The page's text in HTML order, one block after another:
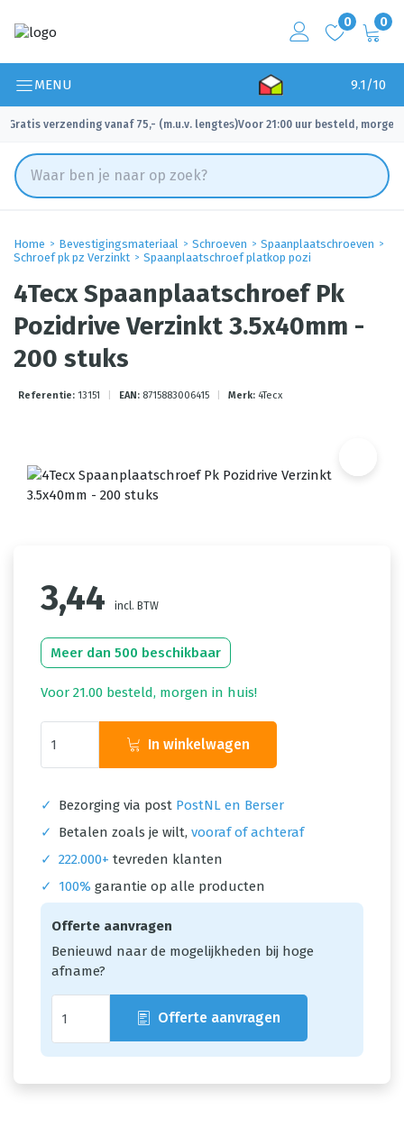
0 0
MENU 9.1/10
Gratis verzending vanaf 75,- (m.u.v. lengtes)
✓ Voor 21:00 uur besteld, morgen
Home Bevestigingsmateriaal Schroeven
Spaanplaatschroeven
Schroef pk pz Verzinkt
Spaanplaatschroef platkop pozi
4Tecx Spaanplaatschroef Pk
Pozidrive Verzinkt 3.5x40mm -
200 stuks
Referentie: 13151 EAN: 8715883006415 Merk: 4Tecx
3,44 incl. BTW
Meer dan 500 beschikbaar
Voor 21.00 besteld, morgen in huis!
In winkelwagen
✓ Bezorging via post PostNL en Berser
✓
Betalen zoals je wilt, vooraf of achteraf
✓ 222.000+ tevreden klanten
✓
100% garantie op alle producten
Offerte aanvragen
Benieuwd naar de mogelijkheden bij hoge
afname?
Offerte aanvragen